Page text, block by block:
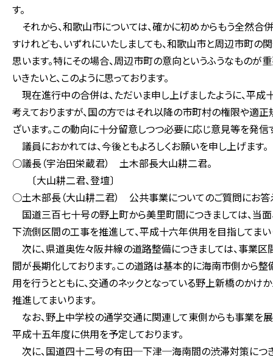
す。
それから、和歌山市については、確かに初めからもう全然合
すけれども、いずれにいたしましても、和歌山市と周辺市町の
思います。特にその場合、周辺市町の意向というふうなものが
いきたいと、このように思っております。
現在進行中の合併は、ただいま申し上げましたように、平
考えておりますが、国の方ではそれ以降の市町村の権限や適
ざいます。この動向に十分留意しつつ必要に応じ意見等を発信
議員におかれては、今後ともよろしくお願いを申し上げます。
○議長（宇治田栄蔵君） 土木部長大山耕二君。
〔大山耕二君、登壇〕
○土木部長（大山耕二君） 公共事業についてのご質問にお答
国道三百七十号の野上町から美里町間につきましては、当
下流側区間の工事を推進して、平成十六年供用を目指してまい
次に、県道奥佐々阪井線の道路整備につきましては、事業
間が長期化しております。この道路は基本的に海南市側から
用を行うとともに、交通のネックとなっている野上新橋のか
推進してまいります。
なお、野上中学校の通学交通に関連して東側からも事業を
平成十五年度に供用を予定しております。
次に、国道四十二号の有田─下津─海南間の渋滞対策につき